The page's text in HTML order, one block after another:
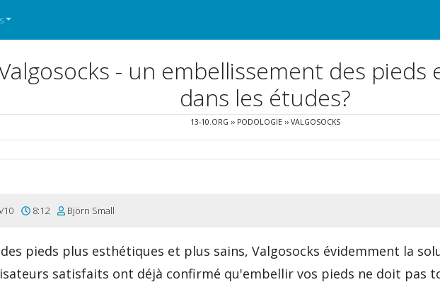
- un embellissement des
dans les études?
13-10.ORG ›› PODOLOGIE ›› VALGOSOCKS
8:12 Björn Small
pieds plus esthétiques et plus sains, Valgosocks évidemment la
satisfaits ont déjà confirmé qu'embellir vos pieds ne doit pas